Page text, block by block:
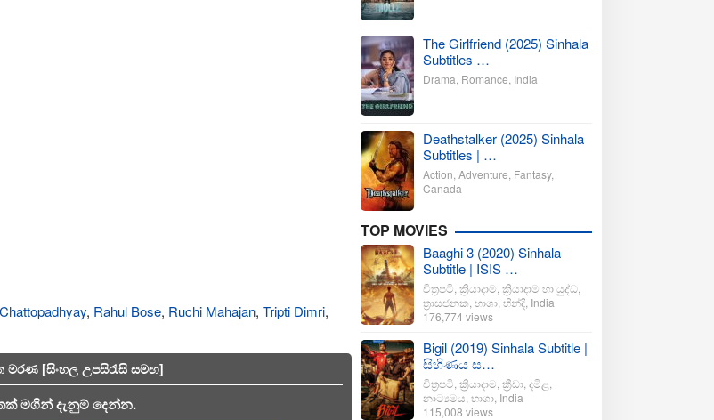
, Rahul Bose, Ruchi Mahajan, Tripti Dimri,
මරණ [සිංහල උපසිරැසි සමඟ]
මගින් දැනුම් දෙන්න.
The Girlfriend (2025) Sinhala
Subtitles …
Drama Romance India
Deathstalker (2025) Sinhala
Subtitles | …
Action Adventure Fantasy,
Canada
TOP MOVIES
Baaghi 3 (2020) Sinhala
Subtitle | ISIS …
චිත්‍රපටි ක්‍රියාදාම ක්‍රියාදාම හා යුද්ධ
ත්‍රාසජනක භාශා හින්දි India
176,774 views
Bigil (2019) Sinhala Subtitle |
සිහිණය ස…
චිත්‍රපටි ක්‍රියාදාම ක්‍රීඩා දමිළ
නාට්‍යමය භාශා India
115,008 views